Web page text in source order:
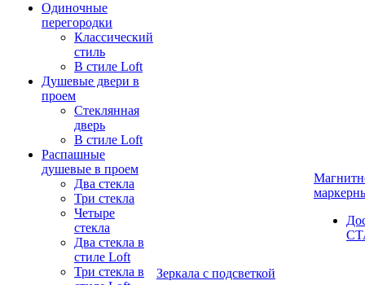
Одиночные
перегородки
Классический
стиль
В стиле Loft
Душевые двери в
проем
Стеклянная
дверь
В стиле Loft
Распашные
душевые в проем
Два стекла
Три стекла
Четыре
стекла
Два стекла в
стиле Loft
Три стекла в
Зеркала с подсветкой